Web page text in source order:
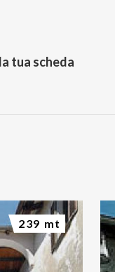
tua scheda
239 mt